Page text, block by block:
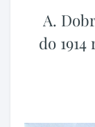
A.
do